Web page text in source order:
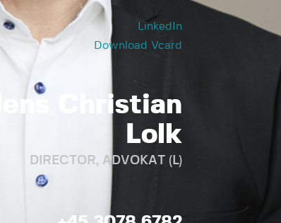
LinkedIn
Download Vcard
Jens Christian
Lolk
DIRECTOR, ADVOKAT (L)